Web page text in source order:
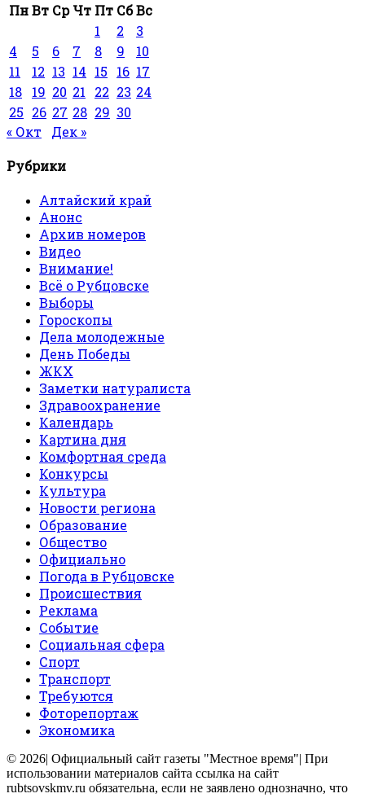
ПнВт Ср Чт Пт СбВс
1
2
3
4
5 6 7 8 9
10
11
12 13 14 15 16 17
18
19 20 21 22 23 24
25 26 27 28 29 30
« Окт
Дек »
Рубрики
Алтайский край
Анонс
Архив номеров
Видео
Внимание!
Всё о Рубцовске
Выборы
Гороскопы
Дела молодежные
День Победы
ЖКХ
Заметки натуралиста
Здравоохранение
Календарь
Картина дня
Комфортная среда
Конкурсы
Культура
Новости региона
Образование
Общество
Официально
Погода в Рубцовске
Происшествия
Реклама
Событие
Социальная сфера
Спорт
Транспорт
Требуются
Фоторепортаж
Экономика
© 2026| Официальный сайт газеты "Местное время"| При
использовании материалов сайта ссылка на сайт
rubtsovskmv.ru обязательна, если не заявлено однозначно, что